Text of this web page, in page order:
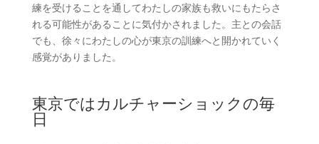
練を受けることを通してわたしの家族も救いにもたらさ
れる可能性があることに気付かされました。主との会話
でも、徐々にわたしの心が東京の訓練へと開かれていく
感覚がありました。
東京ではカルチャーショックの毎
日